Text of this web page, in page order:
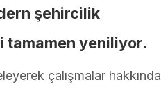
şehircilik
tamamen yeniliyor.
çalışmalar hakkında